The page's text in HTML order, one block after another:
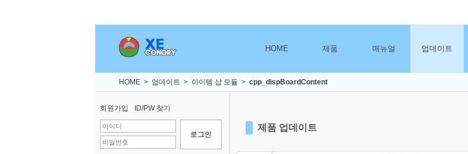
HOME 제품 매뉴얼 업데이트
HOME > 업데이트 > 아이템 샵 모듈 > cpp_dispBoardContent
회원가입 ID/PW 찾기
제품 업데이트